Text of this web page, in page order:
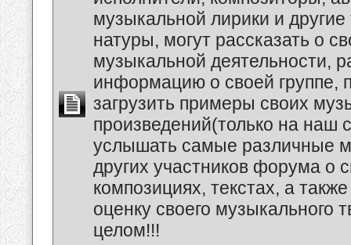
музыкальной лирики и другие
натуры, могут рассказать о
музыкальной деятельности,
информацию о своей группе,
загрузить примеры своих
произведений(только на наш
услышать самые различные
других участников форума о
композициях, текстах, а
оценку своего музыкального
целом!!!